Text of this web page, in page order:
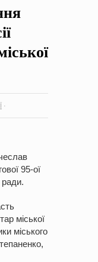
про збір ідей
·
95-ої
ради.
міської
міського